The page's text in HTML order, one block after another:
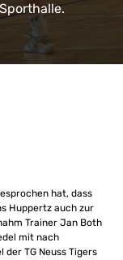
hat, dass
Huppertz auch zur
Trainer Jan Both
mit nach
TG Neuss Tigers